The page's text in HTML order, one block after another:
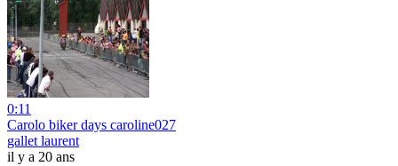
0:11
Carolo biker days caroline027
gallet laurent
il y a 20 ans